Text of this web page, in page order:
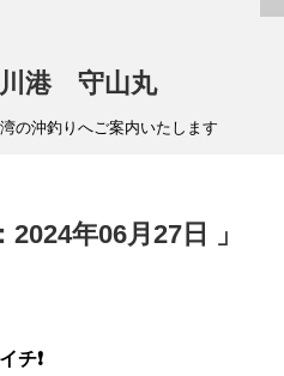
の沖釣りへご案内いたします
2024年06月27日 」
チ❗️